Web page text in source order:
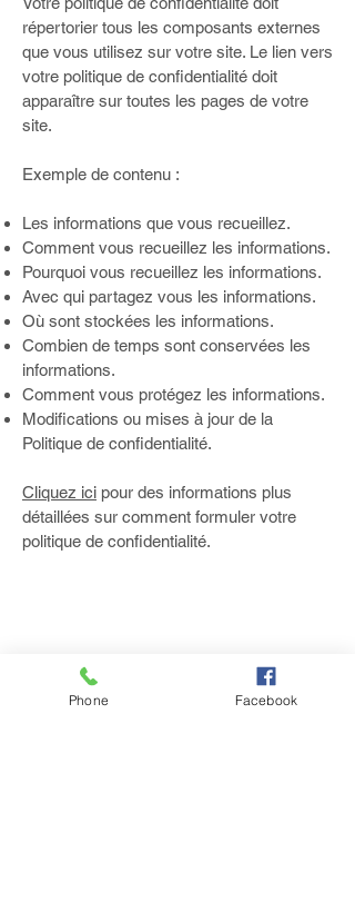
répertorier tous les composants externes
que vous utilisez sur votre site. Le lien vers
votre politique de confidentialité doit
apparaître sur toutes les pages de votre
site.
Exemple de contenu :
Les informations que vous recueillez.
Comment vous recueillez les informations.
Pourquoi vous recueillez les informations.
Avec qui partagez vous les informations.
Où sont stockées les informations.
Combien de temps sont conservées les
informations.
Comment vous protégez les informations.
Modifications ou mises à jour de la
Politique de confidentialité.
Cliquez ici pour des informations plus
détaillées sur comment formuler votre
politique de confidentialité.
Phone Facebook